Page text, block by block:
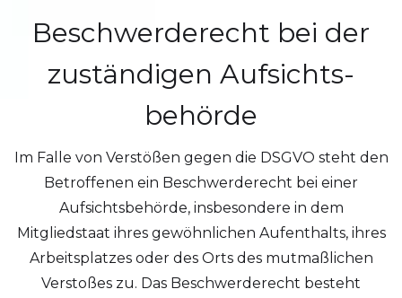
Beschwerde­recht bei der
zuständigen Aufsichts­
behörde
Im Falle von Verstößen gegen die DSGVO steht den
Betroffenen ein Beschwerderecht bei einer
Aufsichtsbehörde, insbesondere in dem
Mitgliedstaat ihres gewöhnlichen Aufenthalts, ihres
Arbeitsplatzes oder des Orts des mutmaßlichen
Verstoßes zu. Das Beschwerderecht besteht